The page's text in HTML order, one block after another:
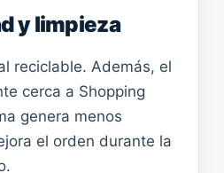
y limpieza
reciclable. Además, el
cerca a Shopping
genera menos
el orden durante la